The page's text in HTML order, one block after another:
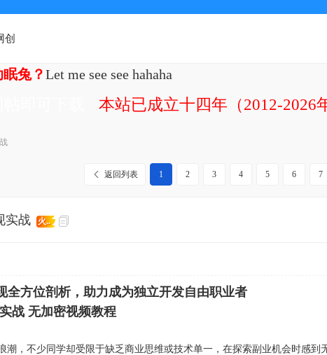
创
眠兔？Let me see see hahaha
本站已成立十四年（2012-2026
1 2 3 4 5 6 7
返回列表
实战 火..
全方位剖析，助力成为独立开发自由职业者
战 无加密视频教程
潮，不少同学却受限于缺乏商业思维或技术单一，在探索副业机会时感到